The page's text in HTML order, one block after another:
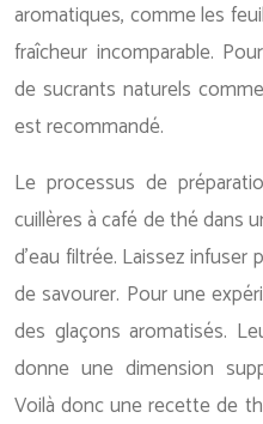
aromatiques, comme les
fraîcheur incomparable.
de sucrants naturels
est recommandé.
Le processus de
cuillères à café de thé dans
d’eau filtrée. Laissez
de savourer. Pour une
des glaçons aromatisés.
donne une dimension
Voilà donc une recette de